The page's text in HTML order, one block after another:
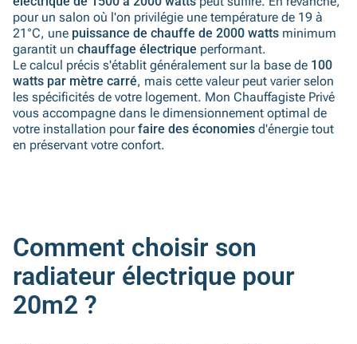
pour un salon où l'on privilégie une température de 19 à
21°C, une puissance de chauffe de 2000 watts minimum
garantit un chauffage électrique performant.
Le calcul précis s'établit généralement sur la base de 100
watts par mètre carré, mais cette valeur peut varier selon
les spécificités de votre logement. Mon Chauffagiste Privé
vous accompagne dans le dimensionnement optimal de
votre installation pourfaire des économies d'énergie tout
en préservant votre confort.
Comment choisir son
radiateur électrique pour
20m2 ?